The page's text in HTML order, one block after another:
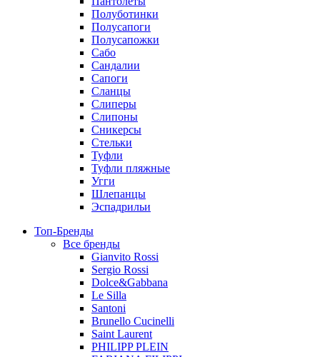
Полуботинки
Полусапоги
Полусапожки
Сабо
Сандалии
Сапоги
Сланцы
Слиперы
Слипоны
Сникерсы
Стельки
Туфли
Туфли пляжные
Угги
Шлепанцы
Эспадрильи
Топ-Бренды
Все бренды
Gianvito Rossi
Sergio Rossi
Dolce&Gabbana
Le Silla
Santoni
Brunello Cucinelli
Saint Laurent
PHILIPP PLEIN